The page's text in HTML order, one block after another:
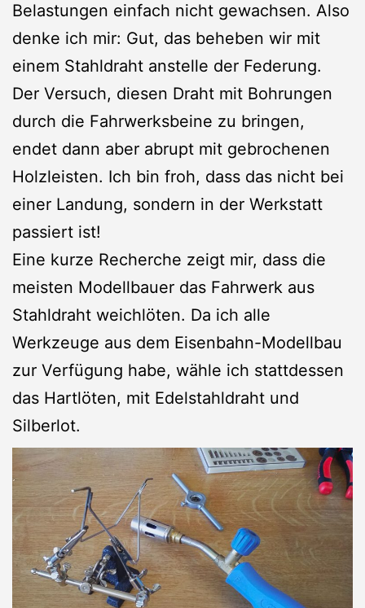
Belastungen einfach nicht gewachsen. Also
denke ich mir: Gut, das beheben wir mit
einem Stahldraht anstelle der Federung.
Der Versuch, diesen Draht mit Bohrungen
durch die Fahrwerksbeine zu bringen,
endet dann aber abrupt mit gebrochenen
Holzleisten. Ich bin froh, dass das nicht bei
einer Landung, sondern in der Werkstatt
passiert ist!
Eine kurze Recherche zeigt mir, dass die
meisten Modellbauer das Fahrwerk aus
Stahldraht weichlöten. Da ich alle
Werkzeuge aus dem Eisenbahn-Modellbau
zur Verfügung habe, wähle ich stattdessen
das Hartlöten, mit Edelstahldraht und
Silberlot.